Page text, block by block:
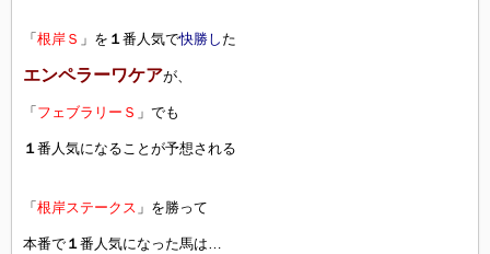
「 根岸Ｓ 」を １番人気で快勝し た
エンペラーワケアが、
「 フェブラリーＳ 」でも
１番人気になることが予想される
「 根岸ステークス 」を勝って
本番で １番人気になった馬は…